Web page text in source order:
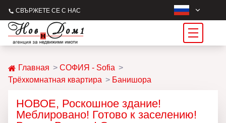
СВЪРЖЕТЕ СЕ С НАС
Главная
СОФИЯ - Sofia
Трёхкомнатная квартира
Банишора
НОВОЕ, Роскошное здание!
Меблировано! Готово к заселению!